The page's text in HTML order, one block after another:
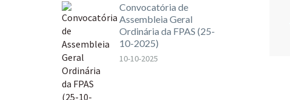
Convocatória de
Assembleia Geral
Ordinária da FPAS (25-
10-2025)
10-10-2025